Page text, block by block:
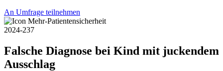
An Umfrage teilnehmen
2024-237
Falsche Diagnose bei Kind mit juckendem
Ausschlag